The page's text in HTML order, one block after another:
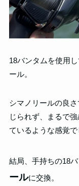
18バンタムを使用
ール。
シマノリールの良
じられず、まるで
ているような感覚で
結局、手持ちの18
ールに交換。